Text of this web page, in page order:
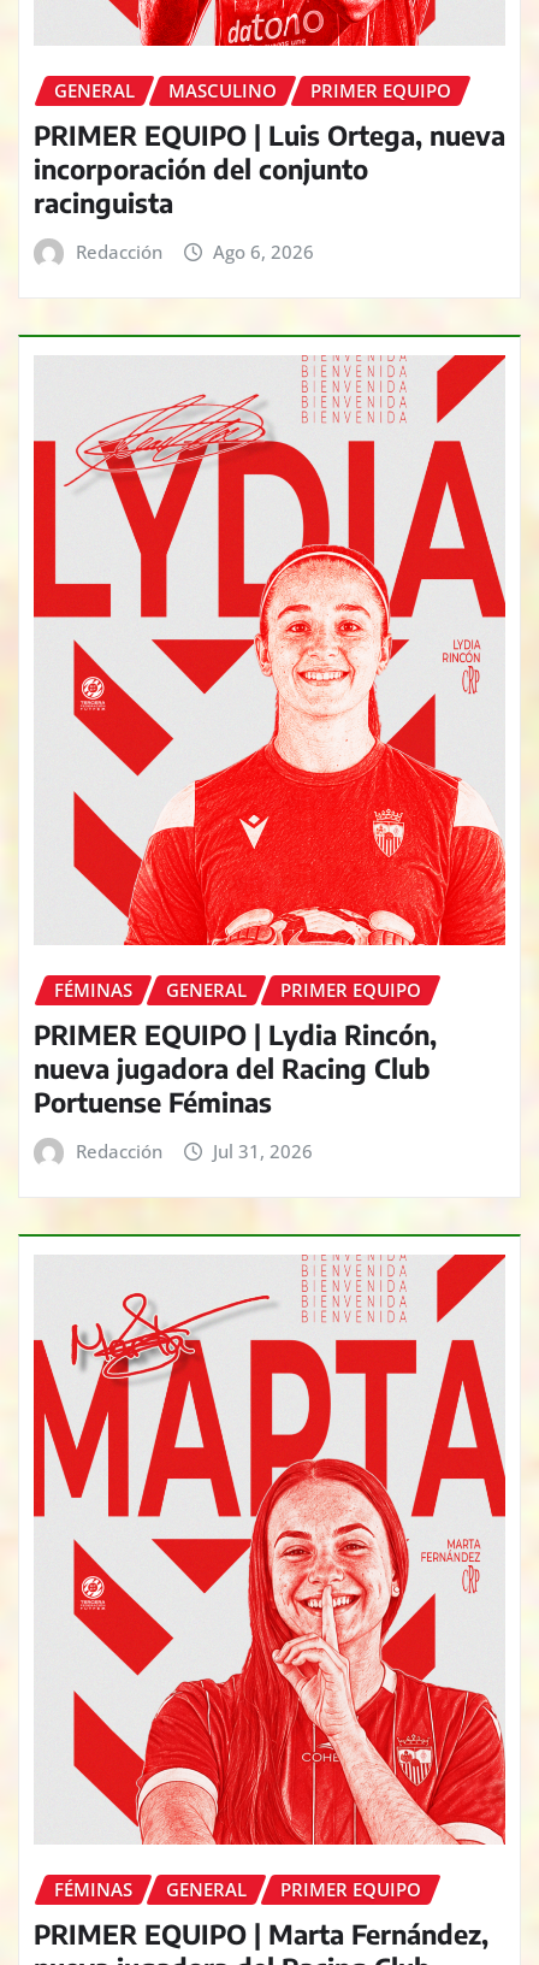
GENERAL MASCULINO PRIMER EQUIPO
PRIMER EQUIPO | Luis Ortega, nueva
incorporación del conjunto
racinguista
Redacción Ago 6, 2026
FÉMINAS GENERAL PRIMER EQUIPO
PRIMER EQUIPO | Lydia Rincón,
nueva jugadora del Racing Club
Portuense Féminas
Redacción Jul 31, 2026
FÉMINAS GENERAL PRIMER EQUIPO
PRIMER EQUIPO | Marta Fernández,